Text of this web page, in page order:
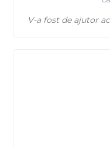
V-a fost de ajutor